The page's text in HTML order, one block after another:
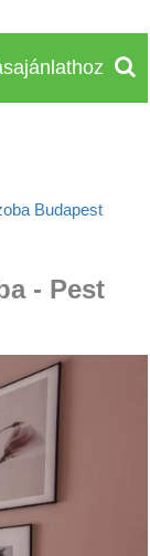
Budapest
- Pest